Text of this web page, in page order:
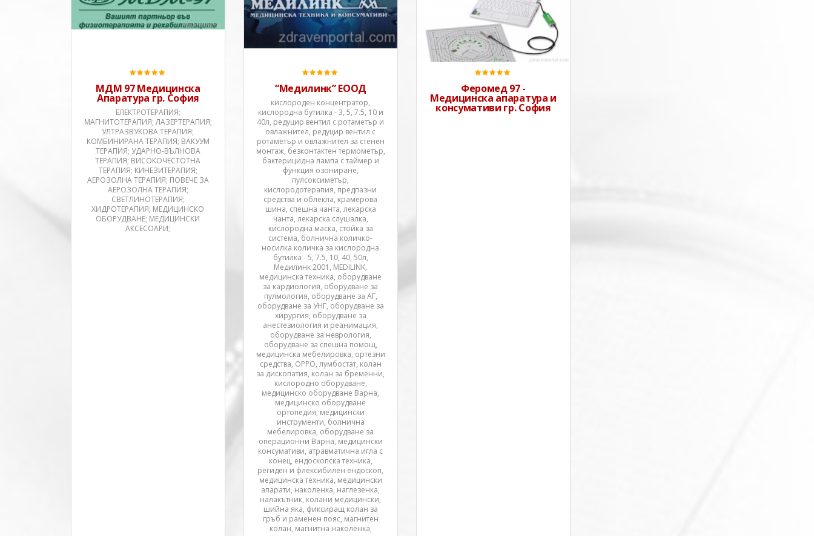
МДМ-97 производител на
медицинска техника е
основана през 1997 в гр. София
медицинска техника.От 2007 г.
фирм
МДМ 97 Медицинска
Апаратура гр. София
ЕЛЕКТРОТЕРАПИЯ;
МАГНИТОТЕРАПИЯ; ЛАЗЕРТЕРАПИЯ;
УЛТРАЗВУКОВА ТЕРАПИЯ;
КОМБИНИРАНА ТЕРАПИЯ; ВАКУУМ
ТЕРАПИЯ; УДАРНО-ВЪЛНОВА
ТЕРАПИЯ; ВИСОКОЧЕСТОТНА
ТЕРАПИЯ; КИНЕЗИТЕРАПИЯ;
АЕРОЗОЛНА ТЕРАПИЯ; ПОВЕЧЕ ЗА
АЕРОЗОЛНА ТЕРАПИЯ;
СВЕТЛИНОТЕРАПИЯ;
ХИДРОТЕРАПИЯ; МЕДИЦИНСКО
ОБОРУДВАНЕ; МЕДИЦИНСКИ
АКСЕСОАРИ;
Фирмата е основана през 2000
г. в град Варна с предмет на
дейност директен внос и
търговия на територията на
България с медицинска
средства.Към настоящия
момент фирма Медилинк
разполага с офиси в градове
“Медилинк” ЕООД
кислороден концентратор,
кислородна бутилка - 3, 5, 7.5, 10 и
40л, редуцир вентил с ротаметър и
овлажнител, редуцир вентил с
ротаметър и овлажнител за стенен
монтаж, безконтактен термометър,
бактерицидна лампа с таймер и
функция озониране,
пулсоксиметър,
кислородотерапия, предпазни
средства и облекла, крамерова
шина, спешна чанта, лекарска
чанта, лекарска слушалка,
кислородна маска, стойка за
система, болнична количко-
носилка количка за кислородна
бутилка - 5, 7.5, 10, 40, 50л,
Медилинк 2001, MEDILINK,
медицинска техника, oборудване
за кардиология, oборудване за
пулмология, oборудване за АГ,
оборудване за УНГ, оборудване за
хирургия, оборудване за
анестезиология и реанимация,
оборудване за неврология,
оборудване за спешна помощ,
медицинска мебелировка, ортезни
средства, ОРРО, лумбостат, колан
за дископатия, колан за бременни,
кислородно оборудване,
медицинско оборудване Варна,
медицинско оборудване
ортопедия, медицински
инструменти, болнична
мебелировка, оборудване за
операционни Варна, медицински
консумативи, атравматична игла с
конец, ендоскопска техника,
региден и флексибилен ендоскоп,
медицинска техника, медицински
апарати, наколенка, наглезенка,
налакътник, колани медицински,
шийна яка, фиксиращ колан за
гръб и раменен пояс, магнитен
колан, магнитна наколенка,
Основни дейностиОсновната
дейност на фирмата е внос и
дистрибуция на медицински
изделия в следните области:•
дерматология (СО2 лазери и
диодни лазери за
ресърфисинг, епилация и
повърхностни съдови лезии
MedArt-Дания, IPL платфо
Феромед 97 -
Медицинска апаратура и
консумативи гр. София